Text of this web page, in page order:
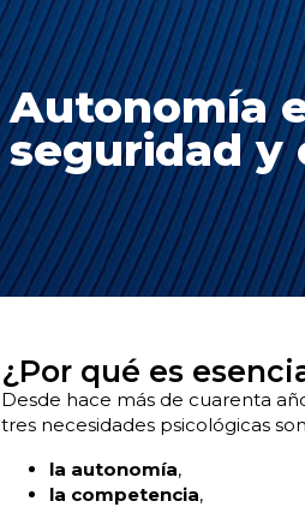
Autonomía
seguridad y
¿Por qué es
Desde hace más de cuarenta
tres necesidades psicológicas
la autonomía,
la competencia,